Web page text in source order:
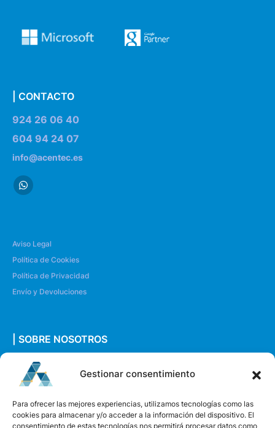
Gestionar consentimiento
Para ofrecer las mejores experiencias, utilizamos tecnologías como las
cookies para almacenar y/o acceder a la información del dispositivo. El
consentimiento de estas tecnologías nos permitirá procesar datos como
| CONTACTO
924 26 06 40
604 94 24 07
info@acentec.es
Aviso Legal
Política de Cookies
Política de Privacidad
Envío y Devoluciones
| SOBRE NOSOTROS
Quiénes somos
Envíanos un mensaje